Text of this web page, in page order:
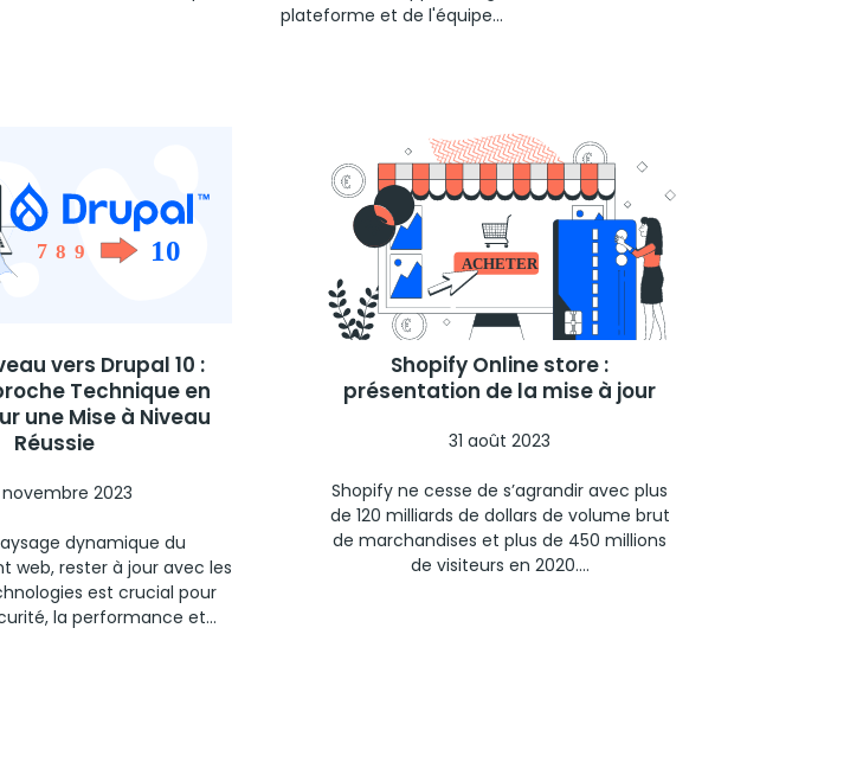
plateforme et de l'équipe...
vers Drupal 10 :
Technique en
une Mise à Niveau
Réussie
2023
dynamique du
web, rester à jour avec les
est crucial pour
la performance et...
Shopify Online store :
présentation de la mise à jour
31 août 2023
Shopify ne cesse de s’agrandir avec plus
de 120 milliards de dollars de volume brut
de marchandises et plus de 450 millions
de visiteurs en 2020....